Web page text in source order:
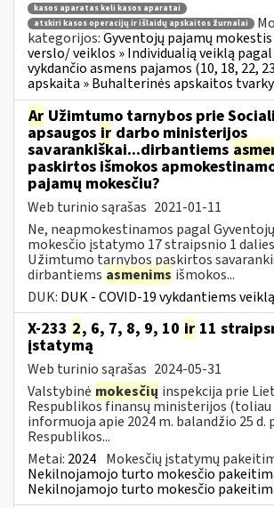
kasos aparatas keli kasos aparatai
atskiri kasos operacijų ir išlaidų apskaitos žurnalai
kategorijos:Gyventojų pajamų mokestis
verslo/ veiklos » Individualią veiklą
vykdančio asmens pajamos (10, 18, 22,
apskaita » Buhalterinės apskaitos
Ar Užimtumo tarnybos prie
apsaugos ir darbo ministerijos
savarankiškai...dirbantiems
paskirtos išmokos
pajamų mokesčiu?
Web turinio sąrašas 2021-01-11
Ne, neapmokestinamos pagal
mokesčio įstatymo 17 straipsnio 1
Užimtumo tarnybos paskirtos
dirbantiems asmenims išmokos...
DUK: DUK - COVID-19 vykdantiems veiklą
X-233 2, 6, 7, 8, 9, 10 ir 11
įstatymą
Web turinio sąrašas 2024-05-31
Valstybinė mokesčių inspekcija prie
Respublikos finansų ministerijos (toliau
informuoja apie 2024 m. balandžio 25
Respublikos...
Metai: 2024 Mokesčių įstatymų
Nekilnojamojo turto mokesčio
Nekilnojamojo turto mokesčio